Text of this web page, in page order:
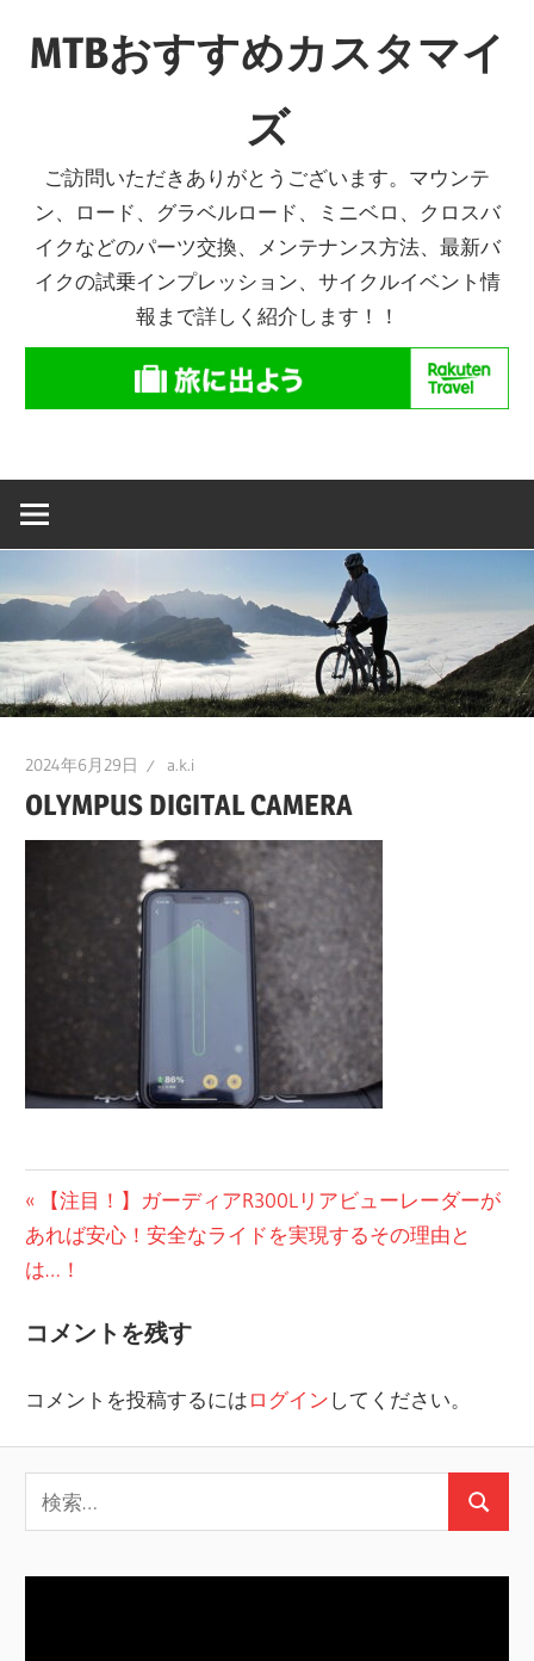
MTBおすすめカスタマイ
ズ
ご訪問いただきありがとうございます。マウンテ
ン、ロード、グラベルロード、ミニベロ、クロスバ
イクなどのパーツ交換、メンテナンス方法、最新バ
イクの試乗インプレッション、サイクルイベント情
報まで詳しく紹介します！！
2024年6月29日 a.k.i
OLYMPUS DIGITAL CAMERA
投
稿
ビ
ゲ
ー
シ
ョ
ン
前
の
投
【注目！】ガーディアR300Lリアビューレーダーが
あれば安心！安全なライドを実現するその理由と
は…！
コメントを残す
コメントを投稿するにはログインしてください。
索:
検